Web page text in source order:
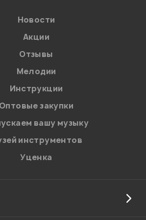
08.02.2010
Новости
Акции
Отзывы
Мелодии
Инструкции
Оптовые закупки
вашу музыку
инструментов
Уценка